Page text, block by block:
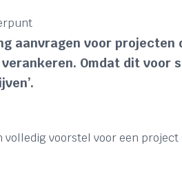
aanvragen voor
Omdat dit voor
voorstel voor een